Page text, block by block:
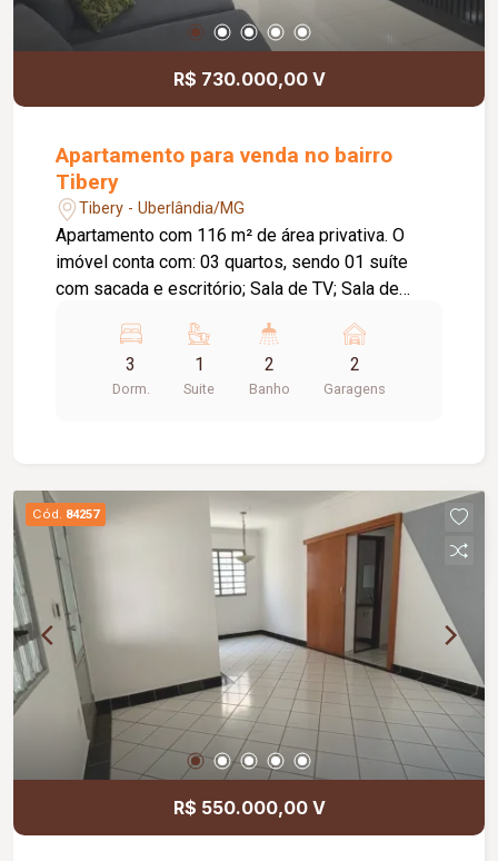
R$ 730.000,00 V
Apartamento para venda no bairro
Tibery
Tibery - Uberlândia/MG
Apartamento com 116 m² de área privativa. O
imóvel conta com: 03 quartos, sendo 01 suíte
com sacada e escritório; Sala de TV; Sala de
Lavanderia independente; 02 vagas de garagem;
Diferenciais: Móveis planejados; Coifa instalada;
Cooktop; Forno a gás; O condomínio conta com:
3
Dorm.
1
Suite
2
Banho
2
Garagens
Cód. 84257
R$ 550.000,00 V